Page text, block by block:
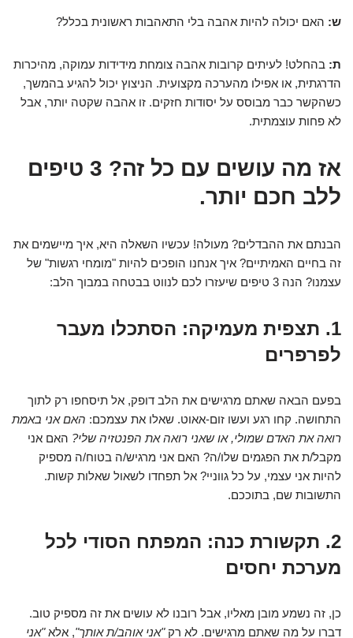
ש: האם יכולה להיות אהבה בלי התאהבות ראשונית בכלל?
ת: בהחלט! לעיתים קרובות אהבה צומחת מידידות עמוקה, מהיכרות
הדרגתית, או אפילו מהערכה מקצועית. הניצוץ יכול להגיע בהמשך,
כשהקשר כבר מבוסס על יסודות חזקים. זו אהבה שקטה יותר, אבל
לא פחות עוצמתית.
אז מה עושים עם כל זה? 3 טיפים
ללב חכם יותר.
הבנתם את ההבדלים? מעולה! עכשיו השאלה היא, איך מיישמים את
זה בחיים האמיתיים? איך אנחנו הופכים להיות "מומחי רגשות" של
עצמנו? הנה 3 טיפים שיעזרו לכם לנווט בבטחה במבוך הלב:
1. תצפית מעמיקה: הסתכלו מעבר
לפרפרים
בפעם הבאה שאתם מרגישים את הלב דופק, אל תיסחפו רק לתוך
התחושה. קחו רגע ועשו זום-אאוט. שאלו את עצמכם: האם אני באמת
רואה את האדם שמולי, או שאני רואה את הפנטזיה שלי? האם אני
מקבל/ת את הפגמים שלו/ה? האם אני מרגיש/ה בטוח/ה מספיק
להיות אני עצמי, על כל גווניי? אל תפחדו לשאול שאלות קשות.
התשובות שם, בתוככם.
2. תקשורת כנה: המפתח הסודי לכל
מערכת יחסים
כן, זה נשמע מובן מאליו, אבל רובנו לא עושים את זה מספיק טוב.
דברו על מה שאתם מרגישים. לא רק"אני אוהב/ת אותך", אלא"אני